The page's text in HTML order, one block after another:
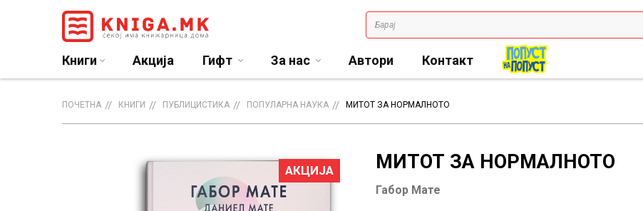
Книги Акција Гифт За нас Автори Контакт
ПОЧЕТНА КНИГИ ПУБЛИЦИСТИКА ПОПУЛАРНА НАУКА МИТОТ ЗА НОРМАЛНОТО
АКЦИЈА МИТОТ ЗА НОРМАЛНОТО
Габор Мате